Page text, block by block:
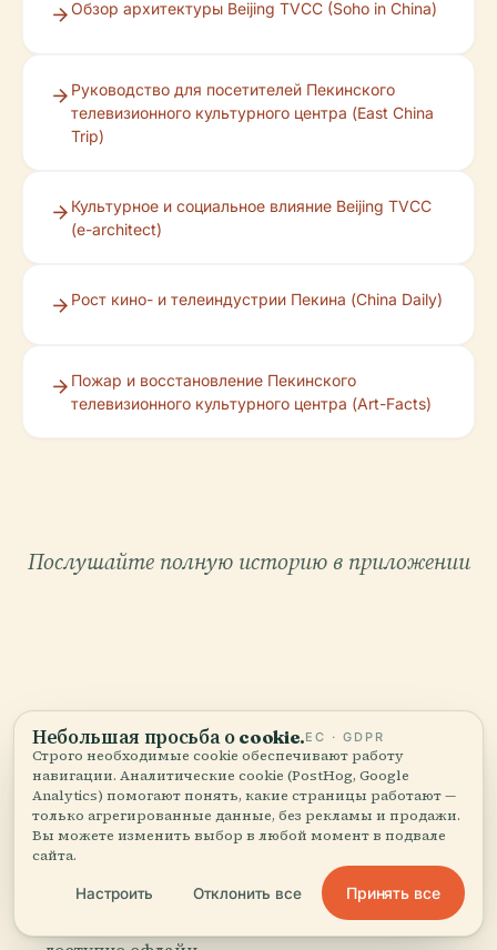
Обзор архитектуры Beijing TVCC (Soho in China)
Руководство для посетителей Пекинского
телевизионного культурного центра (East China
Trip)
Культурное и социальное влияние Beijing TVCC
(e-architect)
Рост кино- и телеиндустрии Пекина (China Daily)
Пожар и восстановление Пекинского
телевизионного культурного центра (Art-Facts)
Послушайте полную историю в приложении
ВАШ ЛИЧНЫЙ КУРАТОР
Весь Культурный Центр
Телевидения Пекина,
рассказанный как надо.
Аудиогиды для 1 100+ городов в 96 странах.
История, рассказы и местные знания —
Небольшая просьба о cookie.ЕС · GDPR
Строго необходимые cookie обеспечивают работу
навигации. Аналитические cookie (PostHog, Google
Analytics) помогают понять, какие страницы работают —
только агрегированные данные, без рекламы и продажи.
Вы можете изменить выбор в любой момент в подвале
сайта.
Настроить Отклонить все Принять все